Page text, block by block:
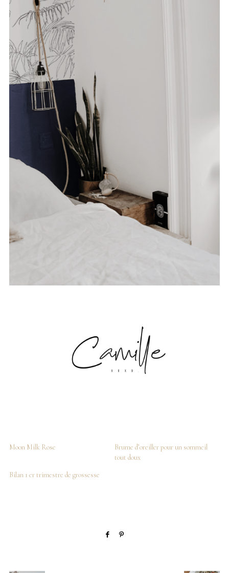
Moon Milk Rose
Brume d’oreiller pour un sommeil
tout doux
Bilan 1 er trimestre de grossesse